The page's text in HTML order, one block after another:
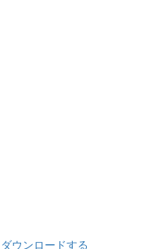
ウンロードする